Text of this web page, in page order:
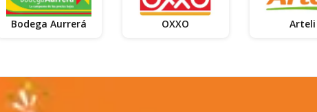
Bodega Aurrerá OXXO Arteli